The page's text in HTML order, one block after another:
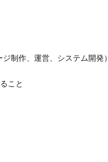
制作、運営、システム開発）
こと